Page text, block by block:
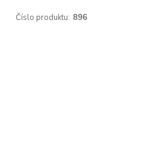
Číslo produktu: 896